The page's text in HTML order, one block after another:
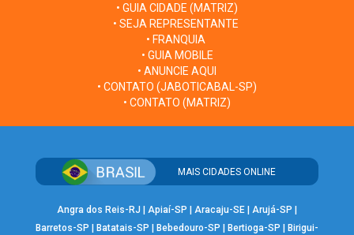
• GUIA CIDADE (MATRIZ)
• SEJA REPRESENTANTE
• FRANQUIA
• GUIA MOBILE
• ANUNCIE AQUI
• CONTATO (JABOTICABAL-SP)
• CONTATO (MATRIZ)
MAIS CIDADES ONLINE
Angra dos Reis-RJ Apiaí-SP Aracaju-SE| Arujá-SP
Barretos-SP
Batatais-SP Bebedouro-SP Bertioga-SP
Birigui-